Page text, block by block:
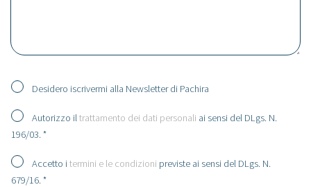
Desidero iscrivermi alla Newsletter di Pachira
Autorizzo iltrattamento dei dati personali ai sensi del DLgs. N.
196/03. *
Accetto itermini e le condizioni previste ai sensi del DLgs. N.
679/16. *